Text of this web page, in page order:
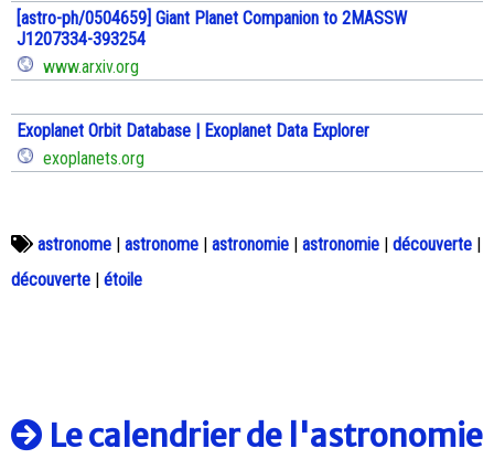
[astro-ph/0504659] Giant Planet Companion to 2MASSW
J1207334-393254
www.arxiv.org
Exoplanet Orbit Database | Exoplanet Data Explorer
exoplanets.org
astronome astronome astronomie astronomie découverte
découverte
étoile
Le calendrier de l'astronomie